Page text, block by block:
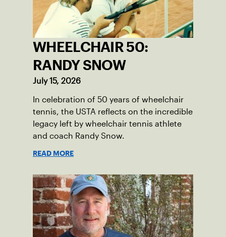
WHEELCHAIR 50:
RANDY SNOW
July 15, 2026
In celebration of 50 years of wheelchair
tennis, the USTA reflects on the incredible
legacy left by wheelchair tennis athlete
and coach Randy Snow.
READ MORE